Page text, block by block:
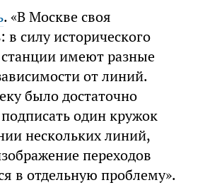
. «В Москве своя
в силу исторического
имеют разные
от линий.
было достаточно
один кружок
нескольких линий,
переходов
в отдельную проблему».